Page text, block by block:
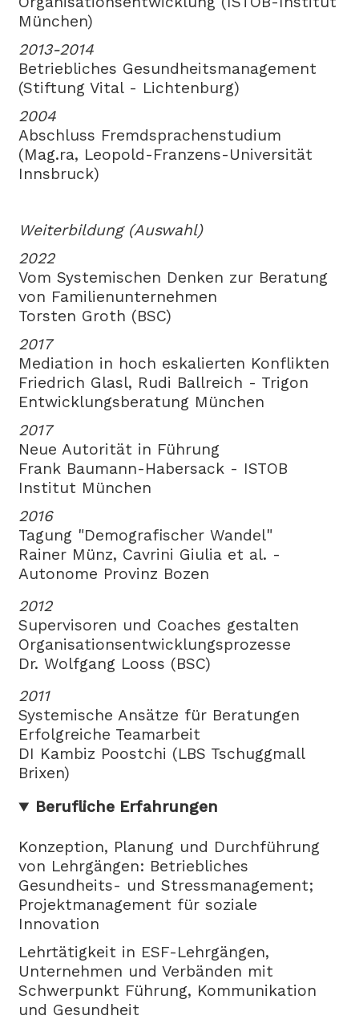
München)
2013-2014
Betriebliches Gesundheitsmanagement
(Stiftung Vital - Lichtenburg)
2004
Abschluss Fremdsprachenstudium
(Mag.ra, Leopold-Franzens-Universität
Innsbruck)
Weiterbildung (Auswahl)
2022
Vom Systemischen Denken zur Beratung
von Familienunternehmen
Torsten Groth (BSC)
2017
Mediation in hoch eskalierten Konflikten
Friedrich Glasl, Rudi Ballreich - Trigon
Entwicklungsberatung München
2017
Neue Autorität in Führung
Frank Baumann-Habersack - ISTOB
Institut München
2016
Tagung "Demografischer Wandel"
Rainer Münz, Cavrini Giulia et al. -
Autonome Provinz Bozen
2012
Supervisoren und Coaches gestalten
Organisationsentwicklungsprozesse
Dr. Wolfgang Looss (BSC)
2011
Systemische Ansätze für Beratungen
Erfolgreiche Teamarbeit
DI Kambiz Poostchi (LBS Tschuggmall
Brixen)
Berufliche Erfahrungen
Konzeption, Planung und Durchführung
von Lehrgängen: Betriebliches
Gesundheits- und Stressmanagement;
Projektmanagement für soziale
Innovation
Lehrtätigkeit in ESF-Lehrgängen,
Unternehmen und Verbänden mit
Schwerpunkt Führung, Kommunikation
und Gesundheit